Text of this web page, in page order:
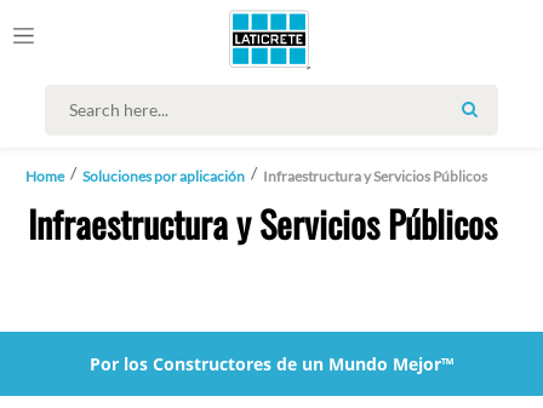
SEARCH
Home Soluciones por aplicación Infraestructura y Servicios Públicos
Infraestructura y Servicios Públicos
Por los Constructores de un Mundo Mejor™